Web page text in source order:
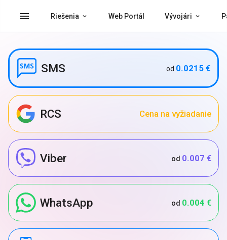
menu Riešenia Web Portál Vývojári
SMS od 0.0215 €
RCS Cena na vyžiadanie
Viber od 0.007 €
WhatsApp od 0.004 €